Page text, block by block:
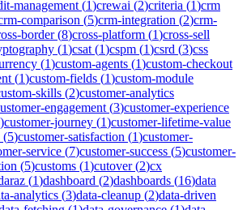
management (1)crewai (2)criteria (1)crm
comparison (5)crm-integration (2)crm-
border(8)cross-platform (1)cross-sell
(1)csat (1)cspm (1)csrd (3)css
(1)custom-agents (1)custom-checkout
(1)custom-fields (1)custom-module
skills (2)customer-analytics
engagement (3)customer-experience
)customer-journey (1)customer-lifetime-value
(5)customer-satisfaction (1)customer-
service (7)customer-success (5)customer-
(5)customs (1)cutover(2)cx
(1)dashboard (2)dashboards (16)data
analytics (3)data-cleanup (2)data-driven